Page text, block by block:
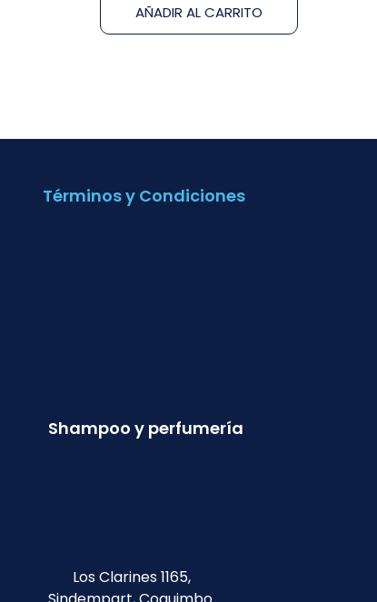
AÑADIR AL CARRITO
Términos y Condiciones
Shampoo y perfumería
Los Clarines 1165,